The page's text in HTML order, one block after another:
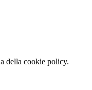
della cookie policy.